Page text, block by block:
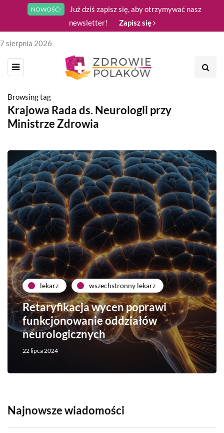
NOWOŚĆ!
Już dziś zapisz się, aby otrzymywać nasz
newsletter!
Zapisz się
7 sierpnia 2026
Browsing tag
Krajowa Rada ds. Neurologii przy
Ministrze Zdrowia
lekarz wszechstronny lekarz
Retaryfikacja wycen poprawi
funkcjonowanie oddziałów
neurologicznych
22 lipca 2024
Najnowsze wiadomości